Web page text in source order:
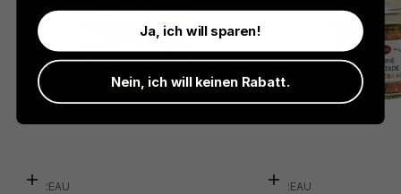
In den Warenkorb
SUDREAU In den Warenkorb
SUDREAU
Ja, ich will sparen!
Nein, ich will keinen Rabatt.